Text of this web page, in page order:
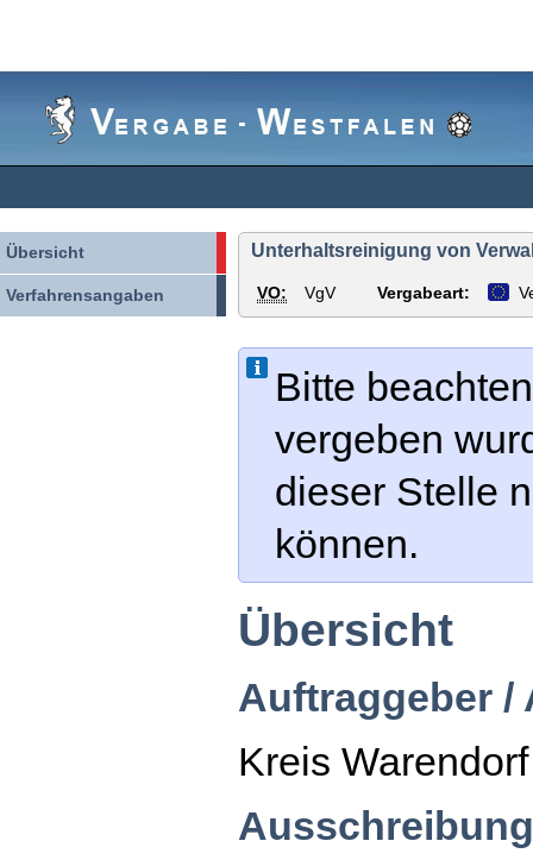
Übersicht
Verfahrensangaben
Unterhaltsreinigung von
VO: VgV Vergabeart:
Bitte
vergeben
dieser Stelle
können.
Übersicht
Auftraggeber /
Kreis